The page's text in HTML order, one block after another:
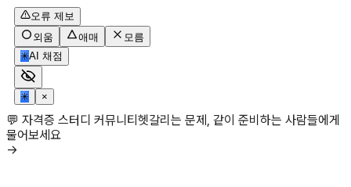
오류 제보
외움
애매
모름
✳AI 채점
✳ ×
💬 자격증 스터디 커뮤니티헷갈리는 문제, 같이 준비하는 사람들에게
물어보세요
→